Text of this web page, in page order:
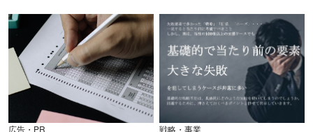
広告・PR 戦略・事業